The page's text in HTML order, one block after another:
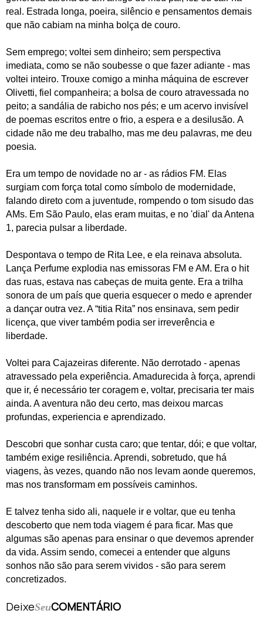
real. Estrada longa, poeira, silêncio e pensamentos demais
que não cabiam na minha bolça de couro.
Sem emprego; voltei sem dinheiro; sem perspectiva
imediata, como se não soubesse o que fazer adiante - mas
voltei inteiro. Trouxe comigo a minha máquina de escrever
Olivetti, fiel companheira; a bolsa de couro atravessada no
peito; a sandália de rabicho nos pés; e um acervo invisível
de poemas escritos entre o frio, a espera e a desilusão. A
cidade não me deu trabalho, mas me deu palavras, me deu
poesia.
Era um tempo de novidade no ar - as rádios FM. Elas
surgiam com força total como símbolo de modernidade,
falando direto com a juventude, rompendo o tom sisudo das
AMs. Em São Paulo, elas eram muitas, e no 'dial' da Antena
1, parecia pulsar a liberdade.
Despontava o tempo de Rita Lee, e ela reinava absoluta.
Lança Perfume explodia nas emissoras FM e AM. Era o hit
das ruas, estava nas cabeças de muita gente. Era a trilha
sonora de um país que queria esquecer o medo e aprender
a dançar outra vez. A “titia Rita” nos ensinava, sem pedir
licença, que viver também podia ser irreverência e
liberdade.
Voltei para Cajazeiras diferente. Não derrotado - apenas
atravessado pela experiência. Amadurecida à força, aprendi
que ir, é necessário ter coragem e, voltar, precisaria ter mais
ainda. A aventura não deu certo, mas deixou marcas
profundas, experiencia e aprendizado.
Descobri que sonhar custa caro; que tentar, dói; e que voltar,
também exige resiliência. Aprendi, sobretudo, que há
viagens, às vezes, quando não nos levam aonde queremos,
mas nos transformam em possíveis caminhos.
E talvez tenha sido ali, naquele ir e voltar, que eu tenha
descoberto que nem toda viagem é para ficar. Mas que
algumas são apenas para ensinar o que devemos aprender
da vida. Assim sendo, comecei a entender que alguns
sonhos não são para serem vividos - são para serem
concretizados.
DeixeSeuCOMENTÁRIO